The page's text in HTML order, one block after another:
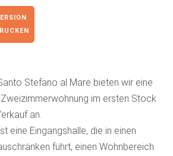
Stefano al Mare bieten wir eine
im ersten Stock
an.
eine Eingangshalle, die in einen
führt, einen Wohnbereich